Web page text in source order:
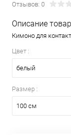
Отзывов: 0
Описание
Кимоно для
Цвет :
белый
Размер :
100 см